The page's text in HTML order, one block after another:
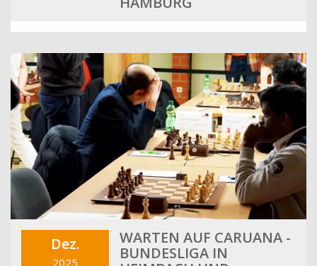
Dez.
2025
WARTEN AUF CARUANA -
BUNDESLIGA IN